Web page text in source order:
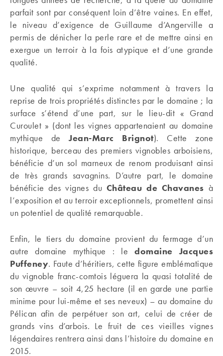
parfait sont par conséquent loin d’être vaines. En effet,
le niveau d’exigence de Guillaume d’Angerville a
permis de dénicher la perle rare et de mettre ainsi en
exergue un terroir à la fois atypique et d’une grande
qualité.
Une qualité qui s’exprime notamment à travers la
reprise de trois propriétés distinctes par le domaine ; la
surface s’étend d’une part, sur le lieu-dit « Grand
Curoulet » (dont les vignes appartenaient au domaine
mythique de Jean-Marc Brignot). Cette zone
historique, berceau des premiers vignobles arboisiens,
bénéficie d’un sol marneux de renom produisant ainsi
de très grands savagnins. D’autre part, le domaine
bénéficie des vignes du Château de Chavanes à
l’exposition et au terroir exceptionnels, promettent ainsi
un potentiel de qualité remarquable.
Enfin, le tiers du domaine provient du fermage d’un
autre domaine mythique : ledomaine Jacques
Puffeney. Faute d’héritiers, cette figure emblématique
du vignoble franc-comtois léguera la quasi totalité de
son œuvre – soit 4,25 hectare (il en garde une partie
minime pour lui-même et ses neveux) – au domaine du
Pélican afin de perpétuer son art, celui de créer de
grands vins d’arbois. Le fruit de ces vieilles vignes
légendaires rentrera ainsi dans l’histoire du domaine en
2015.